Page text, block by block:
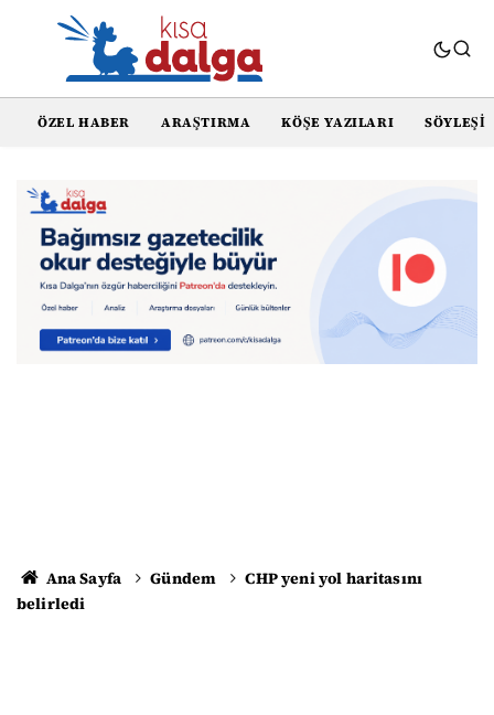
ÖZEL HABER ARAŞTIRMA KÖŞE YAZILARI SÖYLEŞI
Ana Sayfa Gündem
CHP yeni yol haritasını
belirledi